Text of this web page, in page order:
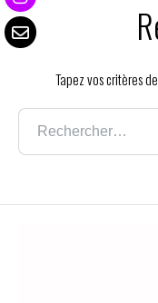
Tapez vos critères